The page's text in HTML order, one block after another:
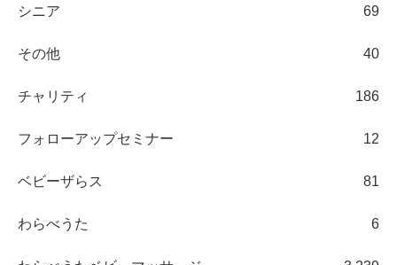
シニア 69
その他 40
チャリティ 186
フォローアップセミナー 12
ベビーザらス 81
わらべうた 6